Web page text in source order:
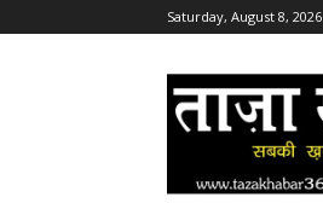
Saturday, August 8, 2026